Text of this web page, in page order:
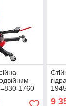
1760
9